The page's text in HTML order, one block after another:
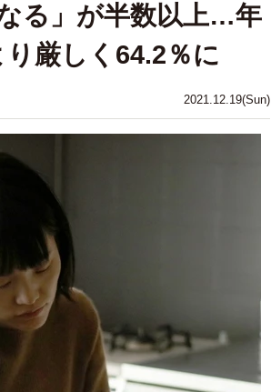
2021.12.19(Sun)
る」が半数以上…年
厳しく64.2％に